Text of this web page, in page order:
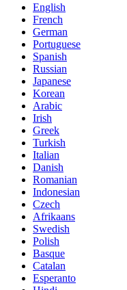
English
French
German
Portuguese
Spanish
Russian
Japanese
Korean
Arabic
Irish
Greek
Turkish
Italian
Danish
Romanian
Indonesian
Czech
Afrikaans
Swedish
Polish
Basque
Catalan
Esperanto